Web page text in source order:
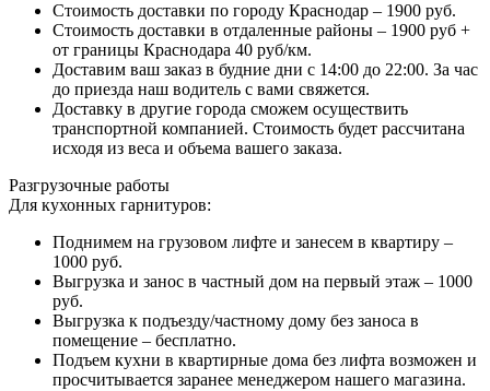
Стоимость доставки по городу Краснодар – 1900 руб.
Стоимость доставки в отдаленные районы – 1900 руб +
от границы Краснодара 40 руб/км.
Доставим ваш заказ в будние дни с 14:00 до 22:00. За час
до приезда наш водитель с вами свяжется.
Доставку в другие города сможем осуществить
транспортной компанией. Стоимость будет рассчитана
исходя из веса и объема вашего заказа.
Разгрузочные работы
Для кухонных гарнитуров:
Поднимем на грузовом лифте и занесем в квартиру –
1000 руб.
Выгрузка и занос в частный дом на первый этаж – 1000
руб.
Выгрузка к подъезду/частному дому без заноса в
помещение – бесплатно.
Подъем кухни в квартирные дома без лифта возможен и
просчитывается заранее менеджером нашего магазина.